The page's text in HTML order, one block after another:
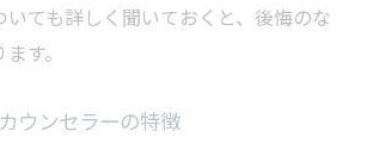
ても詳しく聞いておくと、後悔のな
す。
ウンセラーの特徴